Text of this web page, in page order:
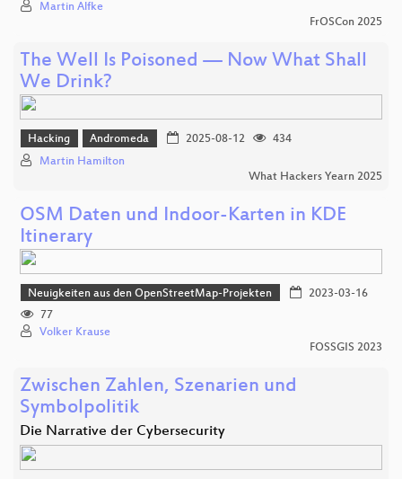
Martin Alfke
FrOSCon 2025
The Well Is Poisoned — Now What Shall
We Drink?
Hacking Andromeda 2025-08-12
434
Martin Hamilton
What Hackers Yearn 2025
OSM Daten und Indoor-Karten in KDE
Itinerary
Neuigkeiten aus den OpenStreetMap-Projekten
2023-03-16
77
Volker Krause
FOSSGIS 2023
Zwischen Zahlen, Szenarien und
Symbolpolitik
Die Narrative der Cybersecurity